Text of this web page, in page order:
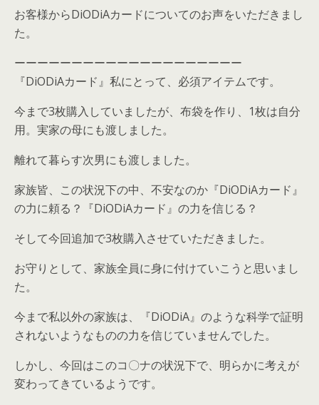
お客様からDiODiAカードについてのお声をいただきまし
た。
ーーーーーーーーーーーーーーーーーーーー
『DiODiAカード』私にとって、必須アイテムです。
今まで3枚購入していましたが、布袋を作り、1枚は自分
用。実家の母にも渡しました。
離れて暮らす次男にも渡しました。
家族皆、この状況下の中、不安なのか『DiODiAカード』
の力に頼る？『DiODiAカード』の力を信じる？
そして今回追加で3枚購入させていただきました。
お守りとして、家族全員に身に付けていこうと思いまし
た。
今まで私以外の家族は、『DiODiA』のような科学で証明
されないようなものの力を信じていませんでした。
しかし、今回はこのコ〇ナの状況下で、明らかに考えが
変わってきているようです。